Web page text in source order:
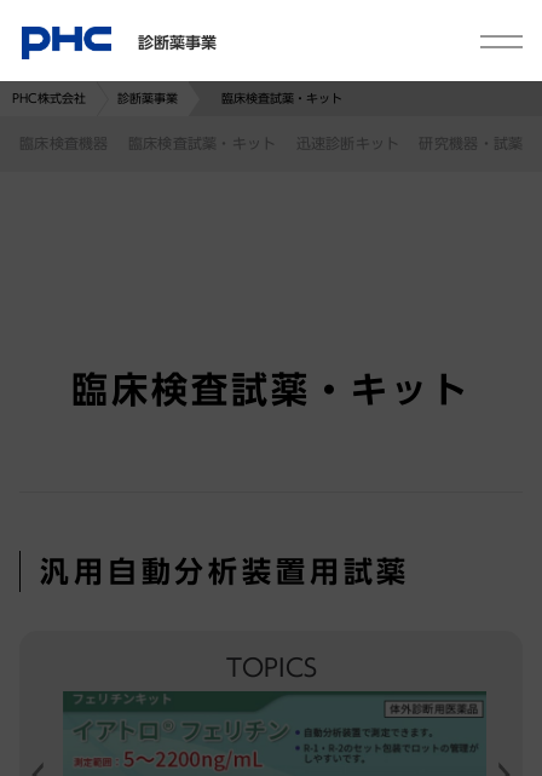
診断薬事業
PHC株式会社 診断薬事業 臨床検査試薬・キット
臨床検査機器 臨床検査試薬・キット 迅速診断キット 研究機器・試薬
臨床検査試薬・キット
汎用自動分析装置用試薬
TOPICS